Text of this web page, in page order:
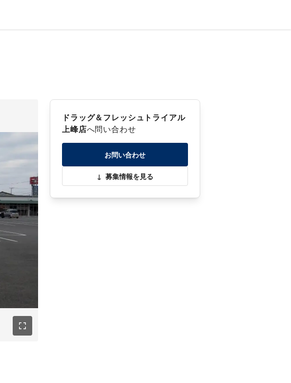
ドラッグ＆フレッシュトライアル
上峰店へ問い合わせ
お問い合わせ
↓ 募集情報を見る